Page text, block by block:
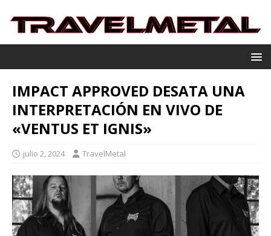
IMPACT APPROVED DESATA UNA
INTERPRETACIÓN EN VIVO DE
«VENTUS ET IGNIS»
julio 2, 2024 TravelMetal